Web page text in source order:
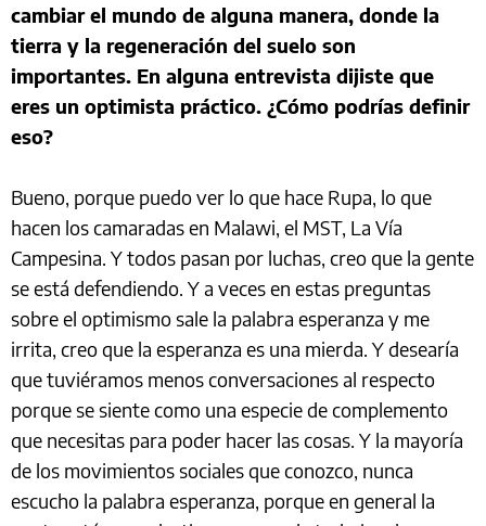
cambiar el mundo de alguna manera, donde la
tierra y la regeneración del suelo son
importantes. En alguna entrevista dijiste que
eres un optimista práctico. ¿Cómo podrías definir
eso?
Bueno, porque puedo ver lo que hace Rupa, lo que
hacen los camaradas en Malawi, el MST, La Vía
Campesina. Y todos pasan por luchas, creo que la gente
se está defendiendo. Y a veces en estas preguntas
sobre el optimismo sale la palabra esperanza y me
irrita, creo que la esperanza es una mierda. Y desearía
que tuviéramos menos conversaciones al respecto
porque se siente como una especie de complemento
que necesitas para poder hacer las cosas. Y la mayoría
de los movimientos sociales que conozco, nunca
escucho la palabra esperanza, porque en general la